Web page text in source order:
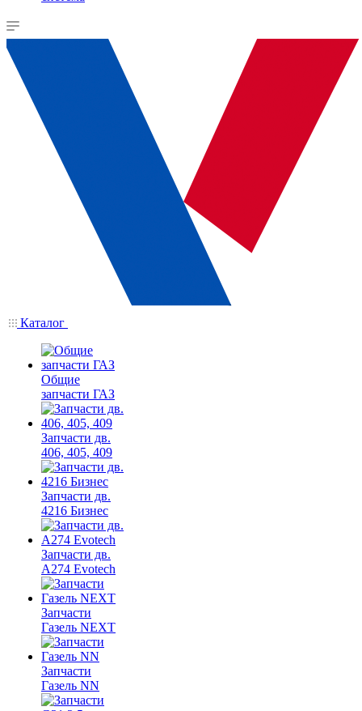
Каталог
Общие
запчасти ГАЗ
Запчасти дв.
406, 405, 409
Запчасти дв.
4216 Бизнес
Запчасти дв.
A274 Evotech
Запчасти
Газель NEXT
Запчасти
Газель NN